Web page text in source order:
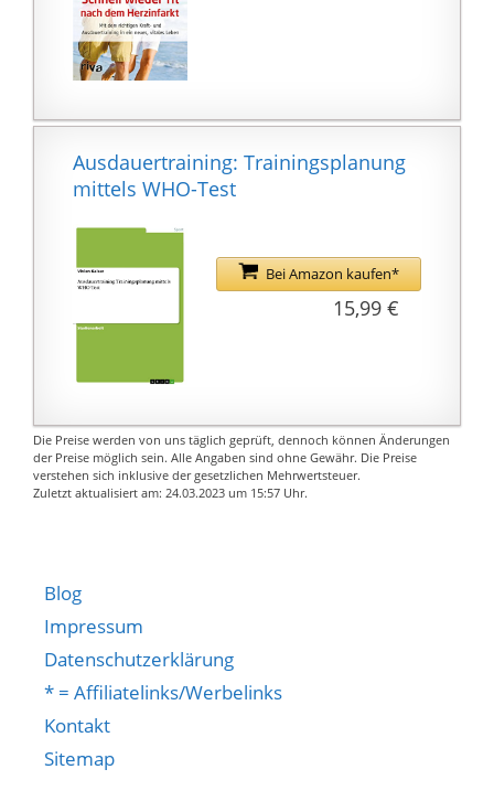
Ausdauertraining: Trainingsplanung
mittels WHO-Test
Bei Amazon kaufen*
15,99 €
Die Preise werden von uns täglich geprüft, dennoch können Änderungen
der Preise möglich sein. Alle Angaben sind ohne Gewähr. Die Preise
verstehen sich inklusive der gesetzlichen Mehrwertsteuer.
Zuletzt aktualisiert am: 24.03.2023 um 15:57 Uhr.
Blog
Impressum
Datenschutzerklärung
* = Affiliatelinks/Werbelinks
Kontakt
Sitemap